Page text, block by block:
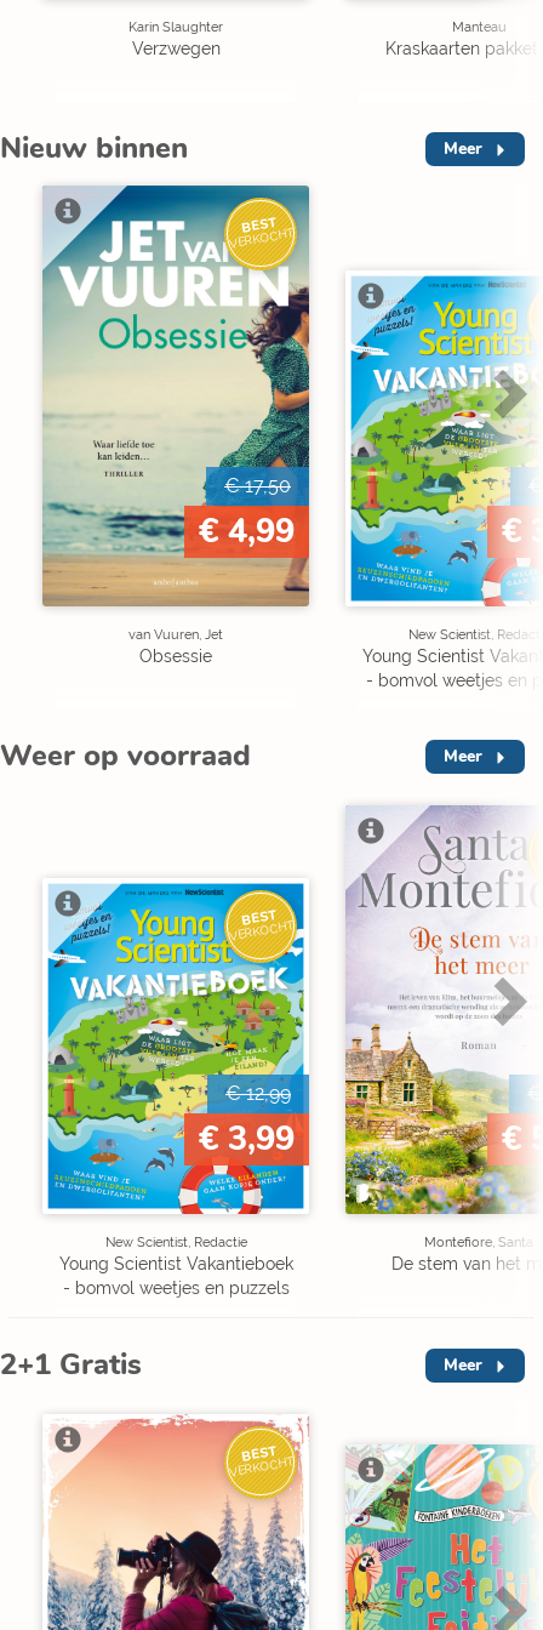
Karin Slaughter
Verzwegen
Manteau
Kraskaarten pakket
Nieuw binnen Meer
BEST
VERKOCHT
€ 17,50
€ 4,99
van Vuuren, Jet
Obsessie
€
New Scientist,
Young Scientist
- bomvol weetjes en
Weer op voorraad Meer
BEST
VERKOCHT
€ 12,99
€ 3,99
New Scientist, Redactie
Young Scientist Vakantieboek
- bomvol weetjes en puzzels
€
€
Montefiore, Santa
De stem van het
2+1 Gratis Meer
BEST
VERKOCHT